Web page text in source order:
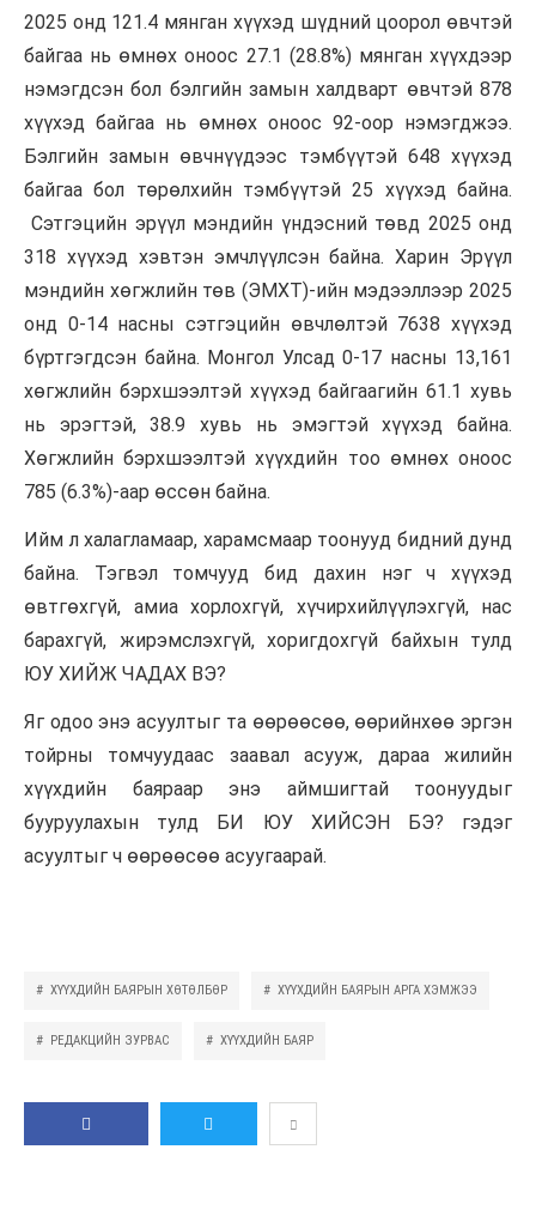
2025 онд 121.4 мянган хүүхэд шүдний цоорол өвчтэй
байгаа нь өмнөх оноос 27.1 (28.8%) мянган хүүхдээр
нэмэгдсэн бол бэлгийн замын халдварт өвчтэй 878
хүүхэд байгаа нь өмнөх оноос 92-оор нэмэгджээ.
Бэлгийн замын өвчнүүдээс тэмбүүтэй 648 хүүхэд
байгаа бол төрөлхийн тэмбүүтэй 25 хүүхэд байна.
Сэтгэцийн эрүүл мэндийн үндэсний төвд 2025 онд
318 хүүхэд хэвтэн эмчлүүлсэн байна. Харин Эрүүл
мэндийн хөгжлийн төв (ЭМХТ)-ийн мэдээллээр 2025
онд 0-14 насны сэтгэцийн өвчлөлтэй 7638 хүүхэд
бүртгэгдсэн байна. Монгол Улсад 0-17 насны 13,161
хөгжлийн бэрхшээлтэй хүүхэд байгаагийн 61.1 хувь
нь эрэгтэй, 38.9 хувь нь эмэгтэй хүүхэд байна.
Хөгжлийн бэрхшээлтэй хүүхдийн тоо өмнөх оноос
785 (6.3%)-аар өссөн байна.
Ийм л халагламаар, харамсмаар тоонууд бидний дунд
байна. Тэгвэл томчууд бид дахин нэг ч хүүхэд
өвтгөхгүй, амиа хорлохгүй, хүчирхийлүүлэхгүй, нас
барахгүй, жирэмслэхгүй, хоригдохгүй байхын тулд
ЮУ ХИЙЖ ЧАДАХ ВЭ?
Яг одоо энэ асуултыг та өөрөөсөө, өөрийнхөө эргэн
тойрны томчуудаас заавал асууж, дараа жилийн
хүүхдийн баяраар энэ аймшигтай тоонуудыг
бууруулахын тулд БИ ЮУ ХИЙСЭН БЭ? гэдэг
асуултыг ч өөрөөсөө асуугаарай.
ХҮҮХДИЙН БАЯРЫН ХӨТӨЛБӨР ХҮҮХДИЙН БАЯРЫН АРГА ХЭМЖЭЭ
РЕДАКЦИЙН ЗУРВАС ХҮҮХДИЙН БАЯР